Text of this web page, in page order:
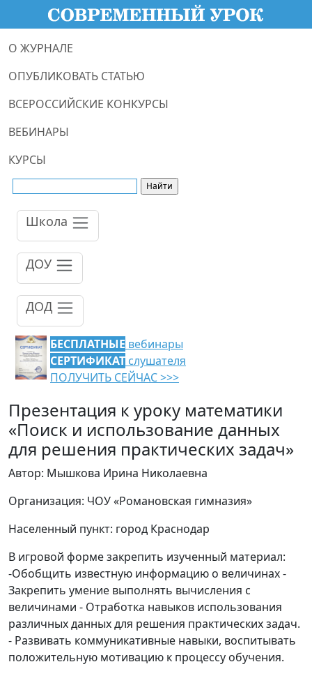
О ЖУРНАЛЕ
ОПУБЛИКОВАТЬ СТАТЬЮ
ВСЕРОССИЙСКИЕ КОНКУРСЫ
ВЕБИНАРЫ
КУРСЫ
Школа
ДОУ
ДОД
БЕСПЛАТНЫЕ вебинары
СЕРТИФИКАТ слушателя
ПОЛУЧИТЬ СЕЙЧАС >>>
Презентация к уроку математики
«Поиск и использование данных
для решения практических задач»
Автор: Мышкова Ирина Николаевна
Организация: ЧОУ «Романовская гимназия»
Населенный пункт: город Краснодар
В игровой форме закрепить изученный материал:
-Обобщить известную информацию о величинах -
Закрепить умение выполнять вычисления с
величинами - Отработка навыков использования
различных данных для решения практических задач.
- Развивать коммуникативные навыки, воспитывать
положительную мотивацию к процессу обучения.